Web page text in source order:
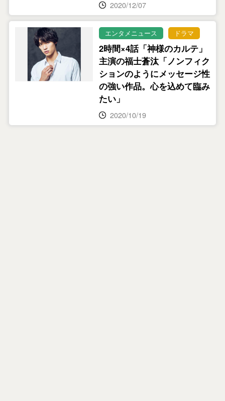
2020/12/07
エンタメニュース ドラマ
2時間×4話「神様のカルテ」
主演の福士蒼汰「ノンフィク
ションのようにメッセージ性
の強い作品。心を込めて臨み
たい」
2020/10/19